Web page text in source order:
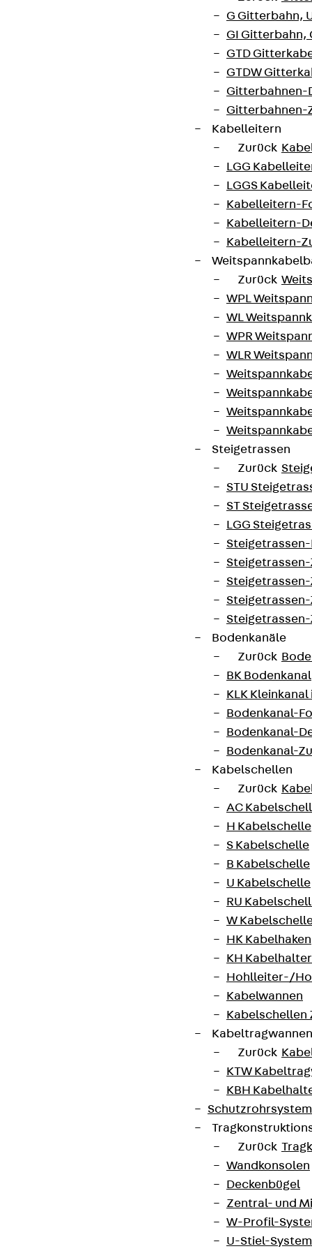
G Gitterbahn,
GI Gitterbahn,
GTD
GTDW
Gitterbahnen-
Gitterbahnen-
Kabelleitern
Zurück
LGG
LGGS
Kabelleitern-
Kabelleitern-
Kabelleitern-
Zurück
WPL
WL
WPR
WLR
Steigetrassen
Zurück
STU
ST
LGG
Steigetrassen-
Steigetrassen-
Steigetrassen-
Steigetrassen-
Bodenkanäle
Zurück
BK Bodenkanal
KLK
Bodenkanal-
Bodenkanal-
Bodenkanal-
Kabelschellen
Zurück
AC
H Kabelschelle
S Kabelschelle
B Kabelschelle
U Kabelschelle
RU
W
HK Kabelhaken
KH Kabelhalter
Hohlleiter-/
Kabelwannen
Kabelschellen
Zurück
KTW
KBH
Zurück
Wandkonsolen
Deckenbügel
Zentral- und
W-Profil-
U-Stiel-System